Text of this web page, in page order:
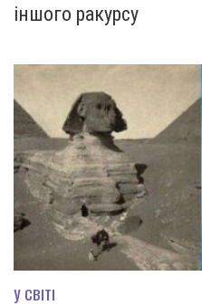
іншого ракурсу
У СВІТІ